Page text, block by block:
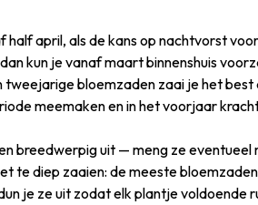
april, als de kans op nachtvorst
kun je vanaf maart binnenshuis
bloemzaden zaai je het best
meemaken en in het voorjaar
breedwerpig uit — meng ze
te diep zaaien: de meeste
je ze uit zodat elk plantje voldoende